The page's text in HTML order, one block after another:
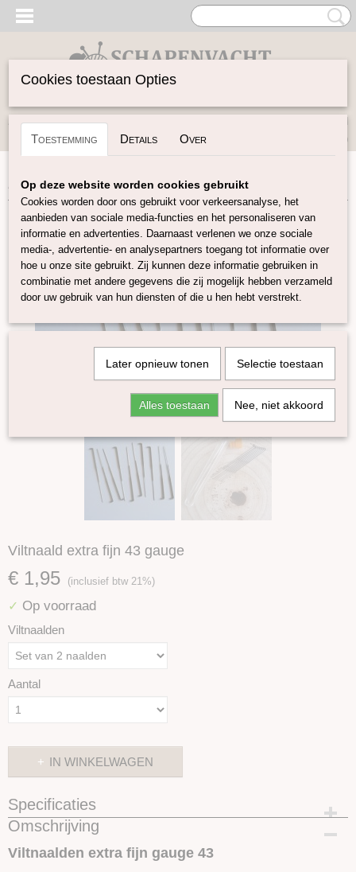
Inloggen Registreren
(0)
Home>Vilten>Viltnaalden>Viltnaald extra fijn 43 gauge
Viltnaald extra fijn 43 gauge
€ 1,95 (inclusief btw 21%)
✓ Op voorraad
Viltnaalden
Aantal
IN WINKELWAGEN
Specificaties
Productcode
Omschrijving
Viltnaalden extra fijn gauge 43
Cookies toestaan Opties
Toestemming Details Over
Op deze website worden cookies gebruikt
Cookies worden door ons gebruikt voor verkeersanalyse, het
aanbieden van sociale media-functies en het personaliseren van
informatie en advertenties. Daarnaast verlenen we onze sociale
media-, advertentie- en analysepartners toegang tot informatie over
hoe u onze site gebruikt. Zij kunnen deze informatie gebruiken in
combinatie met andere gegevens die zij mogelijk hebben verzameld
door uw gebruik van hun diensten of die u hen hebt verstrekt.
Later opnieuw tonen Selectie toestaan
Alles toestaan Nee, niet akkoord